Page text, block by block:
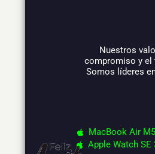
Nuestros
compromiso y el
Somos líderes
MacBook Air
Apple Watch SE